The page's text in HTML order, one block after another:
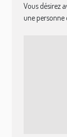
Vous désirez
une personne